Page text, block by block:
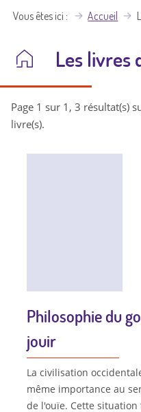
Vous êtes ici Accueil
Les livres
Page 1 sur 1, 3 résultat(s)
livre(s).
Philosophie du
jouir
La civilisation
même importance au
de l'ouïe. Cette